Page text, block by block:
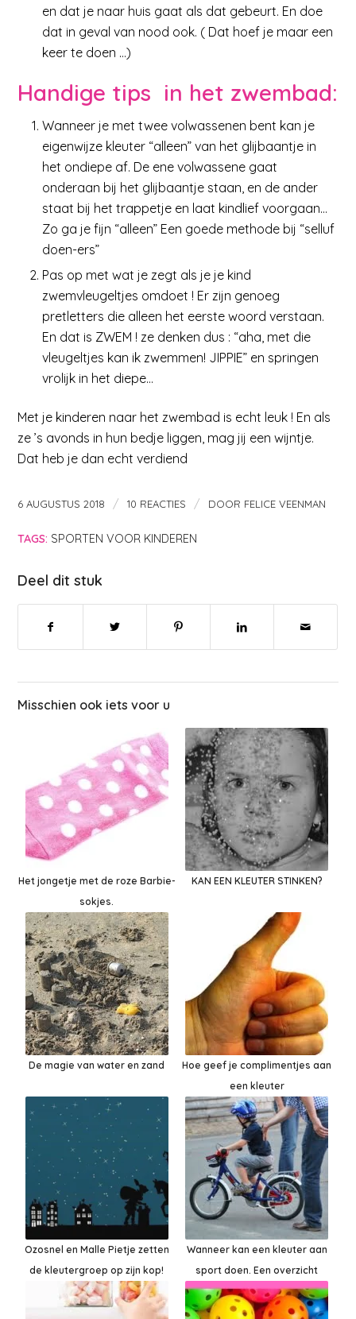
en dat je naar huis gaat als dat gebeurt. En doe
dat in geval van nood ook. ( Dat hoef je maar een
keer te doen …)
Handige tips in het zwembad:
Wanneer je met twee volwassenen bent kan je
eigenwijze kleuter “alleen” van het glijbaantje in
het ondiepe af. De ene volwassene gaat
onderaan bij het glijbaantje staan, en de ander
staat bij het trappetje en laat kindlief voorgaan…
Zo ga je fijn “alleen” Een goede methode bij “selluf
doen-ers”
Pas op met wat je zegt als je je kind
zwemvleugeltjes omdoet ! Er zijn genoeg
pretletters die alleen het eerste woord verstaan.
En dat is ZWEM ! ze denken dus : “aha, met die
vleugeltjes kan ik zwemmen! JIPPIE” en springen
vrolijk in het diepe…
Met je kinderen naar het zwembad is echt leuk ! En als
ze ’s avonds in hun bedje liggen, mag jij een wijntje.
Dat heb je dan echt verdiend
6 AUGUSTUS 2018 / 10 REACTIES / DOOR FELICE VEENMAN
TAGS: SPORTEN VOOR KINDEREN
Deel dit stuk
Misschien ook iets voor u
Het jongetje met de roze Barbie-
sokjes.
KAN EEN KLEUTER STINKEN?
De magie van water en zand
Hoe geef je complimentjes aan
een kleuter
Ozosnel en Malle Pietje zetten
de kleutergroep op zijn kop!
Wanneer kan een kleuter aan
sport doen. Een overzicht